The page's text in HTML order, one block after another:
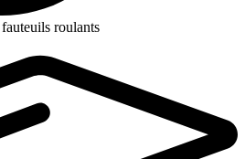
roulants